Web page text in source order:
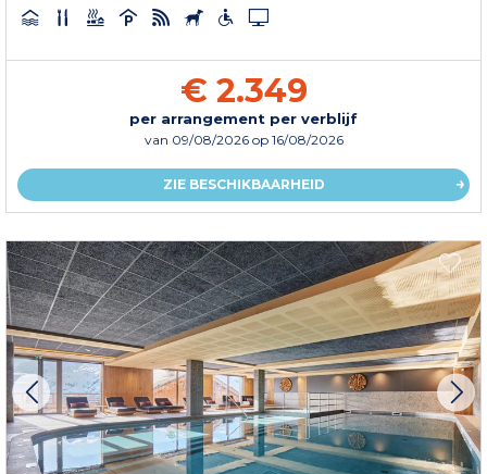
€ 2.349
per arrangement per verblijf
van 09/08/2026 op 16/08/2026
ZIE BESCHIKBAARHEID